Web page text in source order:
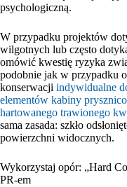
psychologiczną.
W przypadku projektów
wilgotnych lub często
omówić kwestię ryzyka
podobnie jak w przypadku
konserwacji indywidualne
elementów kabiny
hartowanego trawionego
sama zasada: szkło
powierzchni widocznych.
Wykorzystaj opór: „Hard
PR-em